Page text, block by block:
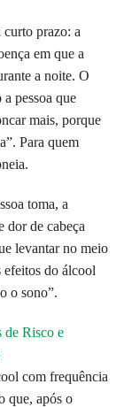
curto prazo: a
em que a
a noite. O
pessoa que
mais, porque
Para quem
toma, a
dor de cabeça
levantar no meio
efeitos do álcool
o sono”.
de Risco e
com frequência
que, após o